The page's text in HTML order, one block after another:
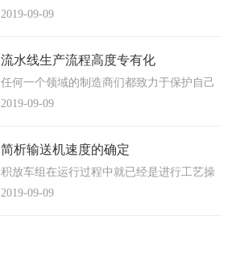
慢慢取代工人，做着高强度、重复性、有职
人联合会(IFR)预测，2014年中国将成为全球
最大的工业机器人市场，将占全球总销量
17%。业内把2014年称为“中国工业机器人元
2019-09-09
流水线生产流程高度专有化
任何一个领域的制造商们都致力于保护自己
的自动化流水线生产流程不被外人知晓，即
大多数流程都带有某种专有的性质，并且混
合了不同的方法、技术和操作方式，而这最
终将影响一个制造商进行有效竞争的能力。
2019-09-09
简析输送机速度的确定
积放车组在运行过程中就已经是进行工艺操
作的区段，运行速度是由积放小车组的运行
2019-09-09